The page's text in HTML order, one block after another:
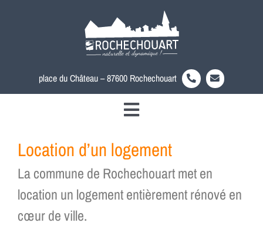
place du Château – 87600 Rochechouart
Toggle
Navigation
Votre mairie
Au quotidien
Actualités
Location d’un logement
La commune de Rochechouart met en
location un logement entièrement rénové en
cœur de ville.